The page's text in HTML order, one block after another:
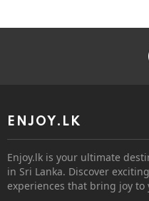
ENJOY.LK
Enjoy.lk is your ultimate
in Sri Lanka. Discover
experiences that bring joy to